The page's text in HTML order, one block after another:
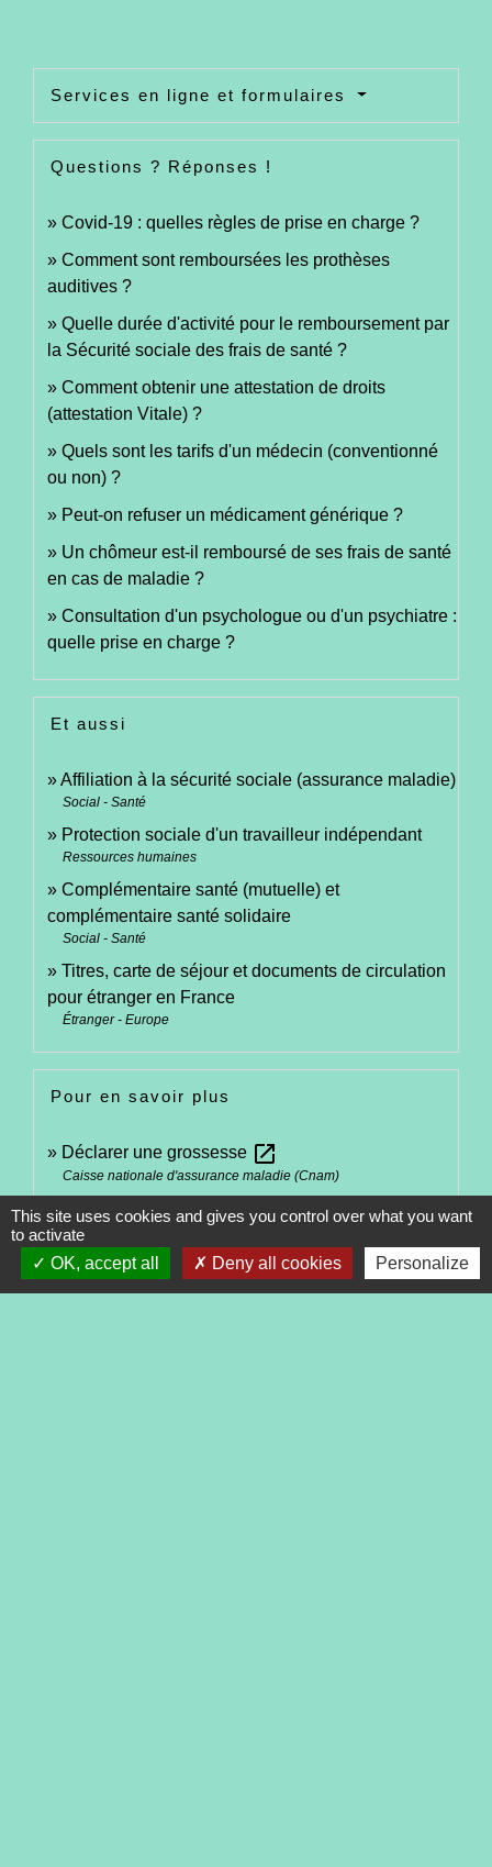
Services en ligne et formulaires
Questions ? Réponses !
Covid-19 : quelles règles de prise en charge ?
Comment sont remboursées les prothèses
auditives ?
Quelle durée d'activité pour le remboursement par
la Sécurité sociale des frais de santé ?
Comment obtenir une attestation de droits
(attestation Vitale) ?
Quels sont les tarifs d'un médecin (conventionné
ou non) ?
Peut-on refuser un médicament générique ?
Un chômeur est-il remboursé de ses frais de santé
en cas de maladie ?
Consultation d'un psychologue ou d'un psychiatre :
quelle prise en charge ?
Et aussi
Affiliation à la sécurité sociale (assurance maladie)
Social - Santé
Protection sociale d'un travailleur indépendant
Ressources humaines
Complémentaire santé (mutuelle) et
complémentaire santé solidaire
Social - Santé
Titres, carte de séjour et documents de circulation
pour étranger en France
Étranger - Europe
Pour en savoir plus
Déclarer une grossesse open_in_new
Caisse nationale d'assurance maladie (Cnam)
Victime d'un accident ? Déclarez-le à l'Assurance
Maladie
Caisse nationale d'assurance maladie (Cnam)
This site uses cookies and gives you control over what you want
to activate
OK, accept all
Deny all cookies Personalize